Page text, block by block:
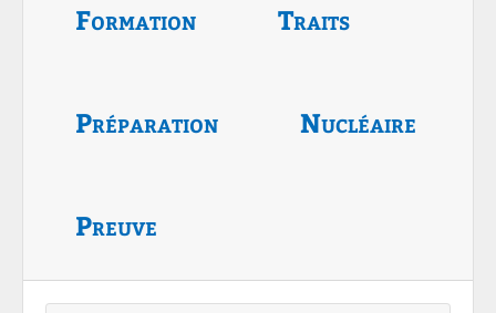
Formation Traits
Préparation Nucléaire
Preuve